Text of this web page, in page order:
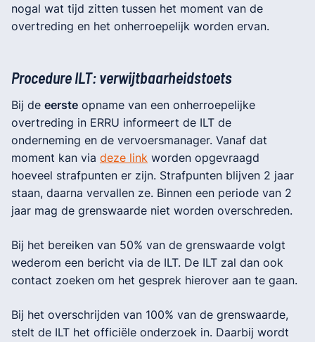
nogal wat tijd zitten tussen het moment van de
overtreding en het onherroepelijk worden ervan.
Procedure ILT: verwijtbaarheidstoets
Bij de eerste opname van een onherroepelijke
overtreding in ERRU informeert de ILT de
onderneming en de vervoersmanager. Vanaf dat
moment kan via deze link worden opgevraagd
hoeveel strafpunten er zijn. Strafpunten blijven 2 jaar
staan, daarna vervallen ze. Binnen een periode van 2
jaar mag de grenswaarde niet worden overschreden.
Bij het bereiken van 50% van de grenswaarde volgt
wederom een bericht via de ILT. De ILT zal dan ook
contact zoeken om het gesprek hierover aan te gaan.
Bij het overschrijden van 100% van de grenswaarde,
stelt de ILT het officiële onderzoek in. Daarbij wordt